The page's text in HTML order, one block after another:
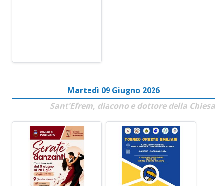
Martedì 09 Giugno 2026
Sant'Efrem, diacono e dottore della Chiesa